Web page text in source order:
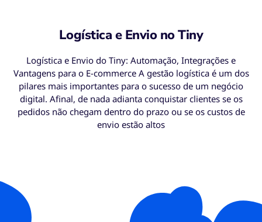
Logística e Envio no Tiny
Logística e Envio do Tiny: Automação, Integrações e
Vantagens para o E-commerce A gestão logística é um dos
pilares mais importantes para o sucesso de um negócio
digital. Afinal, de nada adianta conquistar clientes se os
pedidos não chegam dentro do prazo ou se os custos de
envio estão altos